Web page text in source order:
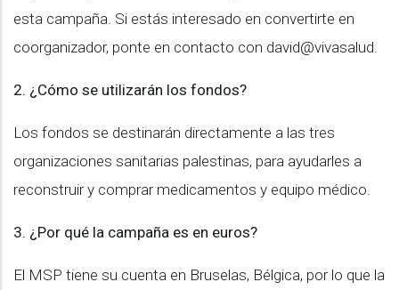
esta campaña. Si estás interesado en convertirte en
coorganizador, ponte en contacto con david@vivasalud.
2.⁠ ⁠¿Cómo se utilizarán los fondos?
Los fondos se destinarán directamente a las tres
organizaciones sanitarias palestinas, para ayudarles a
reconstruir y comprar medicamentos y equipo médico.
3.⁠ ⁠¿Por qué la campaña es en euros?
El MSP tiene su cuenta en Bruselas, Bélgica, por lo que la